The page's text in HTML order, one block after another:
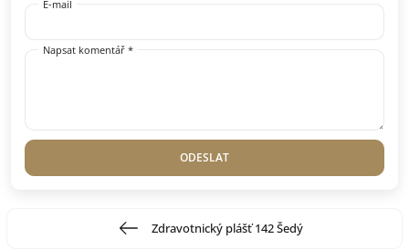
E-mail
Napsat komentář *
ODESLAT
Zdravotnický plášť 142 Šedý